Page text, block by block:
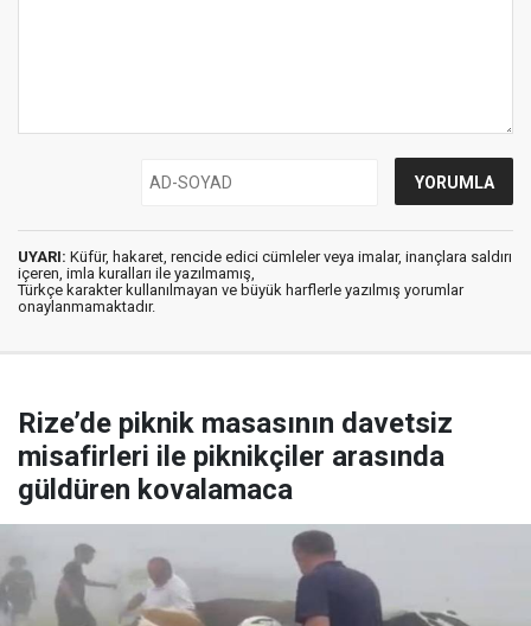
UYARI: Küfür, hakaret, rencide edici cümleler veya imalar, inançlara saldırı
içeren, imla kuralları ile yazılmamış,
Türkçe karakter kullanılmayan ve büyük harflerle yazılmış yorumlar
onaylanmamaktadır.
Rize’de piknik masasının davetsiz
misafirleri ile piknikçiler arasında
güldüren kovalamaca